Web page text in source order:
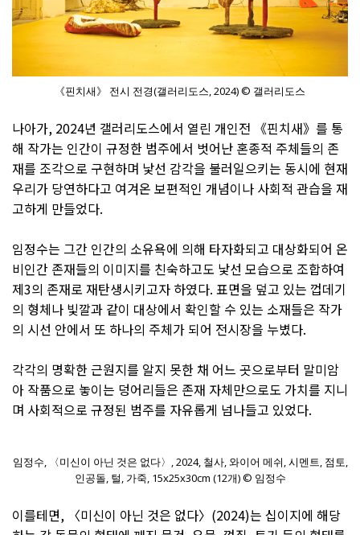
《핀치새》 전시 전경(갤러리도스, 2024) © 갤러리도스
나아가, 2024년 갤러리도스에서 열린 개인전 《핀치새》를 통
해 작가는 인간이 규정한 범주에서 벗어난 혼종적 주체들의 존
재를 조각으로 구현하며 낯선 감각을 불러일으키는 동시에 현재
우리가 당연하다고 여겨온 보편적인 개념이나 사회적 관습을 재
고하게 만들었다.
임정수는 그간 인간의 소유욕에 의해 타자화되고 대상화되어 온
비인간 존재들의 이미지를 친숙하고도 낯선 모습으로 조합하여
제3의 존재로 재탄생시키고자 하였다. 표면을 덮고 있는 껍데기
의 형체나 빛깔과 같이 대상에서 확인할 수 있는 소재들은 작가
의 시선 안에서 또 하나의 주체가 되어 전시장을 누볐다.
각각의 명확한 근원지를 알지 못한 채 어느 곳으로부터 말미암
아 작품으로 놓이는 덩어리들은 존재 자체만으로도 가치를 지니
며 사회적으로 규정된 범주를 자유롭게 넘나들고 있었다.
임정수, 〈미신이 아닌 것은 없다〉, 2024, 철사, 와이어 메쉬, 시멘트, 점토,
인공돌, 털, 가죽, 15x25x30cm (12개) © 임정수
이를테면, 〈미신이 아닌 것은 없다〉(2024)는 십이지에 해당